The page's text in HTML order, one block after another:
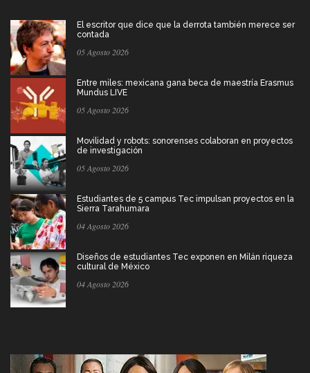
El escritor que dice que la derrota también merece ser
contada
05 Agosto 2026
Entre miles: mexicana gana beca de maestría Erasmus
Mundus LIVE
05 Agosto 2026
Movilidad y robots: sonorenses colaboran en proyectos
de investigación
05 Agosto 2026
Estudiantes de 5 campus Tec impulsan proyectos en la
Sierra Tarahumara
04 Agosto 2026
Diseños de estudiantes Tec exponen en Milán riqueza
cultural de México
04 Agosto 2026